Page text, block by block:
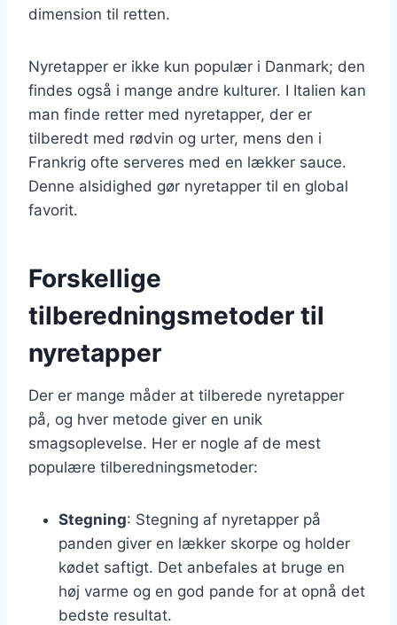
dimension til retten.
Nyretapper er ikke kun populær i Danmark; den
findes også i mange andre kulturer. I Italien kan
man finde retter med nyretapper, der er
tilberedt med rødvin og urter, mens den i
Frankrig ofte serveres med en lækker sauce.
Denne alsidighed gør nyretapper til en global
favorit.
Forskellige
tilberedningsmetoder til
nyretapper
Der er mange måder at tilberede nyretapper
på, og hver metode giver en unik
smagsoplevelse. Her er nogle af de mest
populære tilberedningsmetoder:
Stegning: Stegning af nyretapper på
panden giver en lækker skorpe og holder
kødet saftigt. Det anbefales at bruge en
høj varme og en god pande for at opnå det
bedste resultat.